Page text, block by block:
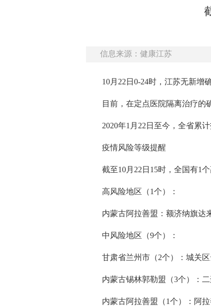
信息来源：健康江苏
10月22日0-24时，江苏无新增
目前，在定点医院隔离治疗的
2020年1月22日至今，全省累
疫情风险等级提醒
截至10月22日15时，全国有1
高风险地区（1个）：
内蒙古阿拉善盟：额济纳旗达
中风险地区（9个）：
甘肃省兰州市（2个）：城关
内蒙古锡林郭勒盟（3个）：
内蒙古阿拉善盟（1个）：阿